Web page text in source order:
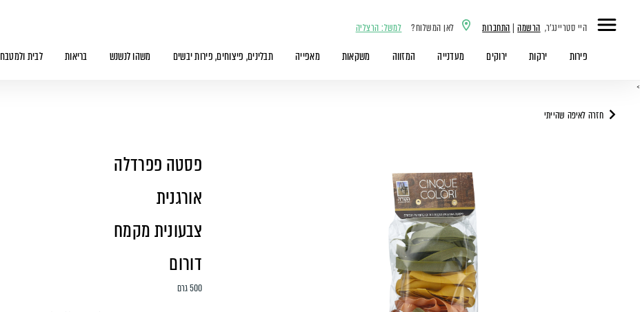
היי סטריינג'ר, הרשמה| התחברות לאן המשלוח? למשל: הרצליה
פירות ירקות ירוקים מעדנייה המזווה משקאות מאפייה תבלינים, פיצוחים, פירות יבשים משהו לנשנש בריאות לבית ולמטבח
>
חזרה לאיפה שהייתי
פסטה פפרדלה
אורגנית
צבעונית מקמח
דורום
500 גרם